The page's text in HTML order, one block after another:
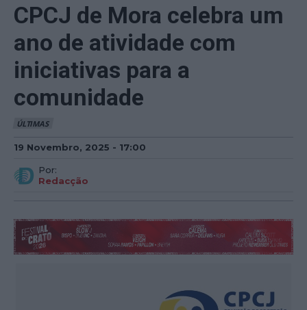
CPCJ de Mora celebra um
ano de atividade com
iniciativas para a
comunidade
ÚLTIMAS
19 Novembro, 2025 - 17:00
Por:
Redacção